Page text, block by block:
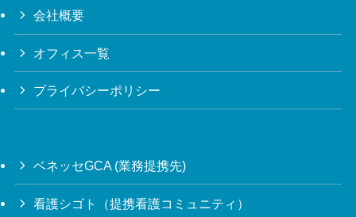
会社概要
オフィス一覧
プライバシーポリシー
ベネッセGCA (業務提携先)
看護シゴト（提携看護コミュニティ）